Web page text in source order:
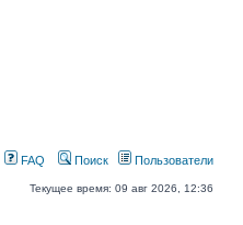
FAQ Поиск Пользователи
Текущее время: 09 авг 2026, 12:36